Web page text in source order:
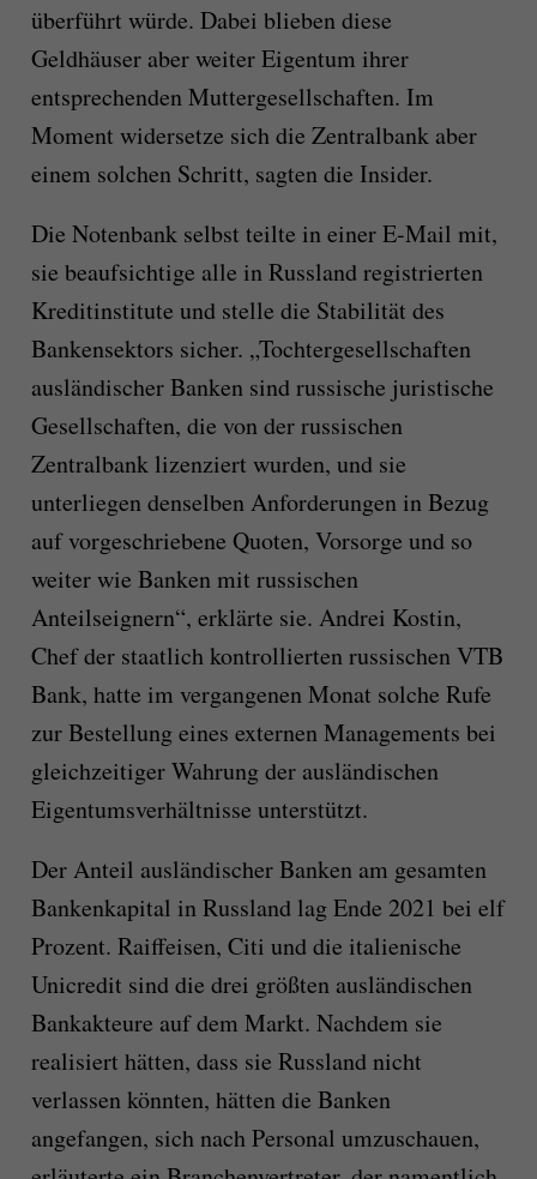
überführt würde. Dabei blieben diese
Geldhäuser aber weiter Eigentum ihrer
entsprechenden Muttergesellschaften. Im
Moment widersetze sich die Zentralbank aber
einem solchen Schritt, sagten die Insider.
Die Notenbank selbst teilte in einer E-Mail mit,
sie beaufsichtige alle in Russland registrierten
Kreditinstitute und stelle die Stabilität des
Bankensektors sicher. „Tochtergesellschaften
ausländischer Banken sind russische juristische
Gesellschaften, die von der russischen
Zentralbank lizenziert wurden, und sie
unterliegen denselben Anforderungen in Bezug
auf vorgeschriebene Quoten, Vorsorge und so
weiter wie Banken mit russischen
Anteilseignern“, erklärte sie. Andrei Kostin,
Chef der staatlich kontrollierten russischen VTB
Bank, hatte im vergangenen Monat solche Rufe
zur Bestellung eines externen Managements bei
gleichzeitiger Wahrung der ausländischen
Eigentumsverhältnisse unterstützt.
Der Anteil ausländischer Banken am gesamten
Bankenkapital in Russland lag Ende 2021 bei elf
Prozent. Raiffeisen, Citi und die italienische
Unicredit sind die drei größten ausländischen
Bankakteure auf dem Markt. Nachdem sie
realisiert hätten, dass sie Russland nicht
verlassen könnten, hätten die Banken
angefangen, sich nach Personal umzuschauen,